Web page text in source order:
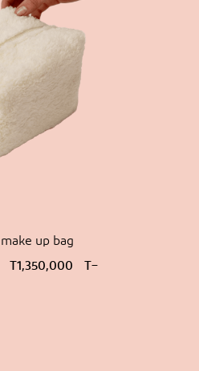
up bag
T –
1,350,000 T
محدوده